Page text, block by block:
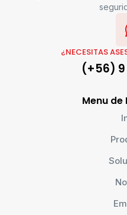
¿NECESITAS
(+56) 9
Menu de